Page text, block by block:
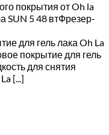
покрытия от Oh la
SUN 5 48 втФрезер-
для гель лака Oh La
покрытие для гель
для снятия
[...]